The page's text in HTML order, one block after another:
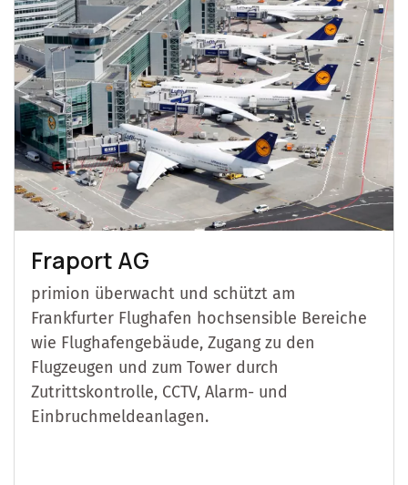
Fraport AG
primion überwacht und schützt am
Frankfurter Flughafen hochsensible Bereiche
wie Flughafengebäude, Zugang zu den
Flugzeugen und zum Tower durch
Zutrittskontrolle, CCTV, Alarm- und
Einbruchmeldeanlagen.